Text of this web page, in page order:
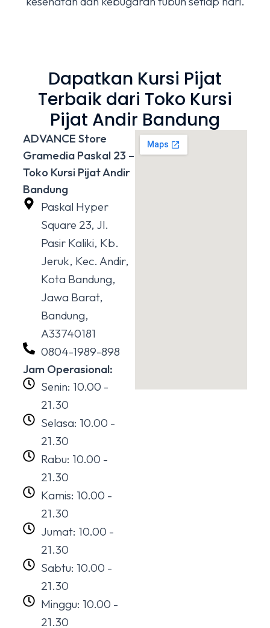
Dapatkan Kursi Pijat
Terbaik dari Toko Kursi
Pijat Andir Bandung
ADVANCE Store
Gramedia Paskal 23 –
Toko Kursi Pijat Andir
Bandung
Paskal Hyper
Square 23, Jl.
Pasir Kaliki, Kb.
Jeruk, Kec. Andir,
Kota Bandung,
Jawa Barat,
Bandung,
A33740181
0804-1989-898
Jam Operasional:
Senin: 10.00 -
21.30
Selasa: 10.00 -
21.30
Rabu: 10.00 -
21.30
Kamis: 10.00 -
21.30
Jumat: 10.00 -
21.30
Sabtu: 10.00 -
21.30
Minggu: 10.00 -
21.30